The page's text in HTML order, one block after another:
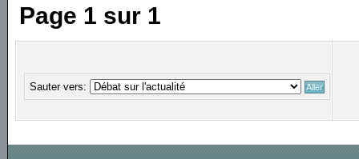
Page 1 sur 1
Sauter vers: